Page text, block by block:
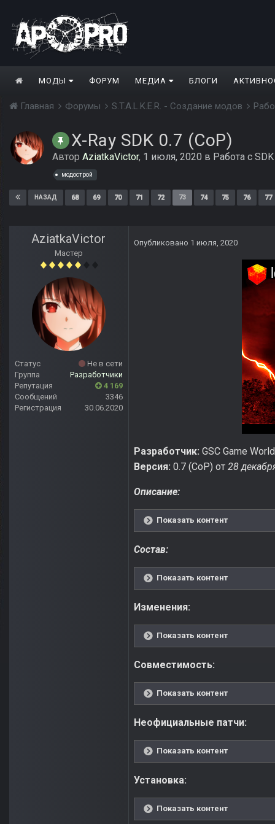
МОДЫ ФОРУМ МЕДИА БЛОГИ
Главная Форумы S.T.A.L.K.E.R. - Создание модов
X-Ray SDK 0.7 (CoP)
Автор AziatkaVictor, 1 июля, 2020 в Работа с SDK
модострой
НАЗАД 68 69 70 71 72 73 74 75 76 77
AziatkaVictor
Мастер
Статус
Не в сети
Группа
Разработчики
Репутация
4 169
Сообщений
3346
Регистрация
30.06.2020
Опубликовано 1 июля, 2020
Разработчик: GSC Game World
Версия: 0.7 (CoP) от 28
Описание:
Показать контент
Состав:
Показать контент
Изменения:
Показать контент
Совместимость:
Показать контент
Неофициальные патчи:
Показать контент
Установка:
Показать контент